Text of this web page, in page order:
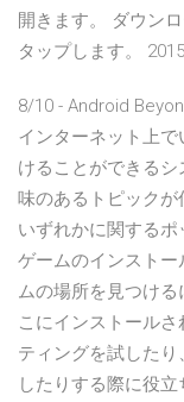
開きます。 ダウン
タップします。
8/10 - Android
インターネット上
けることができる
味のあるトピック
いずれかに関する
ゲームのインスト
ムの場所を見つけ
こにインストール
ティングを試した
したりする際に役